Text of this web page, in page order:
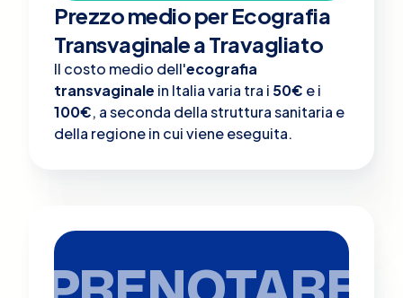
Prezzo medio per Ecografia
Transvaginale a Travagliato
Il costo medio dell'ecografia
transvaginale in Italia varia tra i 50€ e i
100€, a seconda della struttura sanitaria e
della regione in cui viene eseguita.